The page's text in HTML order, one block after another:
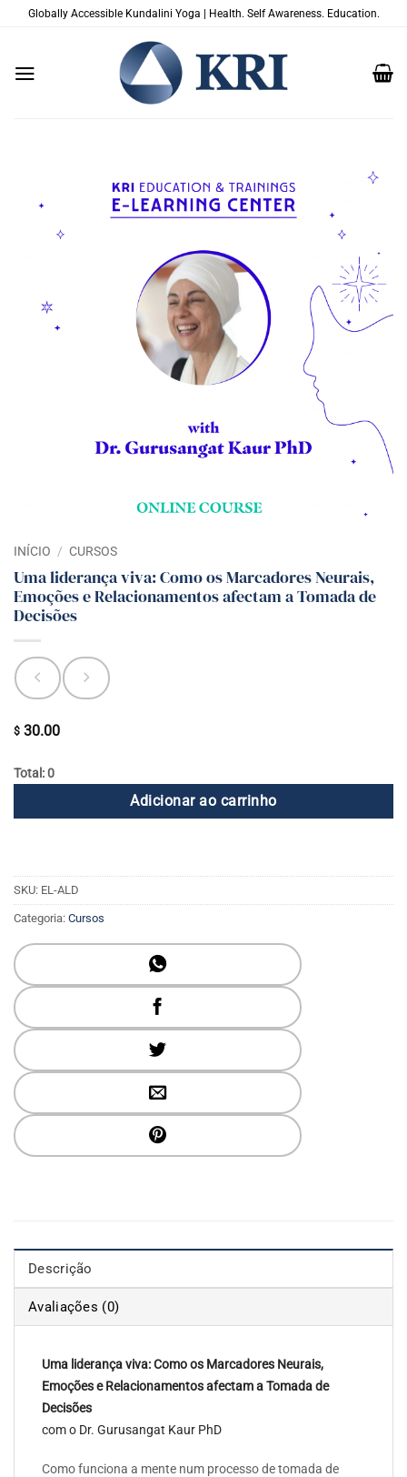
Globally Accessible Kundalini Yoga | Health. Self Awareness. Education.
INÍCIO / CURSOS
Uma liderança viva: Como os Marcadores Neurais,
Emoções e Relacionamentos afectam a Tomada de
Decisões
$ 30.00
Total: 0
Adicionar ao carrinho
SKU: EL-ALD
Categoria: Cursos
Descrição
Avaliações (0)
Uma liderança viva: Como os Marcadores Neurais,
Emoções e Relacionamentos afectam a Tomada de
Decisões
com o Dr. Gurusangat Kaur PhD
Como funciona a mente num processo de tomada de